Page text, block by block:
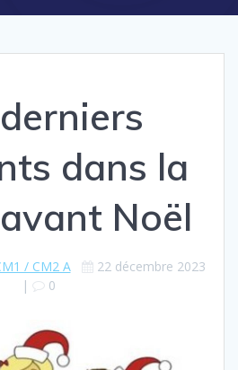
dans la
Noël
/ CM2 A
22 décembre 2023
|
0